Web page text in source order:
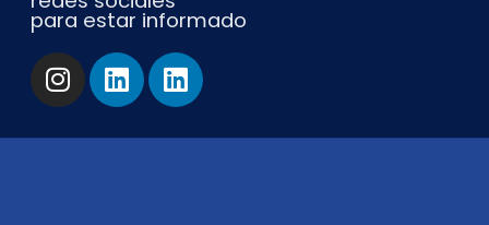
para estar informado